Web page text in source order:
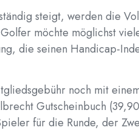
steigt, werden die
möchte möglichst
die seinen Handicap-
noch mit
Gutscheinbuch
für die Runde, der